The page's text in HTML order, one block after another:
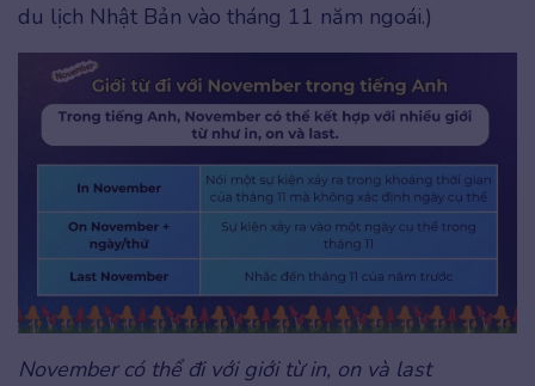
du lịch Nhật Bản vào tháng 11 năm ngoái.)
November có thể đi với giới từ in, on và last